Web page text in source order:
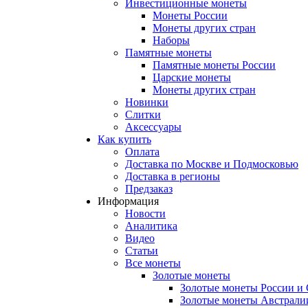
Инвестиционные монеты
Монеты России
Монеты других стран
Наборы
Памятные монеты
Памятные монеты России
Царские монеты
Монеты других стран
Новинки
Слитки
Аксессуары
Как купить
Оплата
Доставка по Москве и Подмосковью
Доставка в регионы
Предзаказ
Информация
Новости
Аналитика
Видео
Статьи
Все монеты
Золотые монеты
Золотые монеты России
Золотые монеты